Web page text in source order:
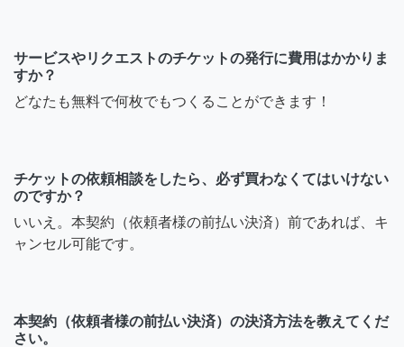
サービスやリクエストのチケットの発行に費用はかかりま
すか？
どなたも無料で何枚でもつくることができます！
チケットの依頼相談をしたら、必ず買わなくてはいけない
のですか？
いいえ。本契約（依頼者様の前払い決済）前であれば、キ
ャンセル可能です。
本契約（依頼者様の前払い決済）の決済方法を教えてくだ
さい。